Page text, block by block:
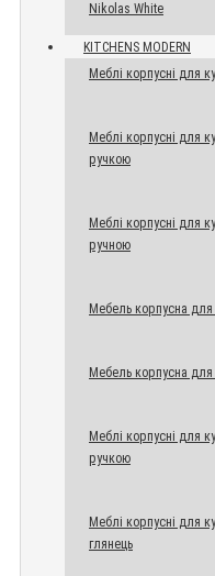
Nikolas White
KITCHENS MODERN
Меблі корпусні для
Меблі корпусні для
ручкою
Меблі корпусні для
ручною
Мебель корпусна
Мебель корпусна
Меблі корпусні для
ручкою
Меблі корпусні для
глянець